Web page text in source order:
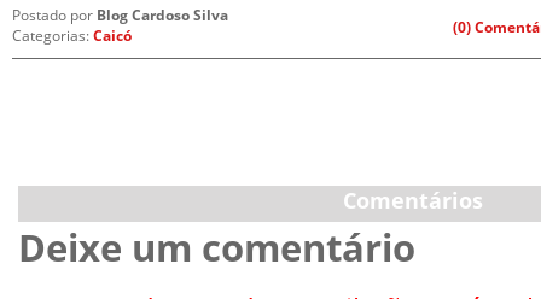
Postado por Blog Cardoso Silva
Categorias:Caicó (0)
Comentários
Deixe um comentário